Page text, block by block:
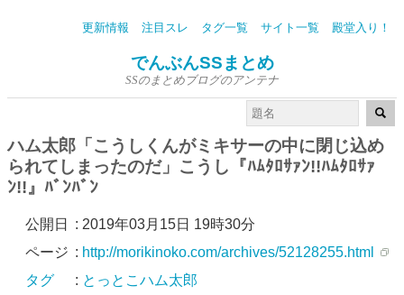
更新情報 注目スレ タグ一覧 サイト一覧 殿堂入り！
でんぶんSSまとめ
SSのまとめブログのアンテナ
ハム太郎「こうしくんがミキサーの中に閉じ込め
られてしまったのだ」こうし『ﾊﾑﾀﾛｻｧﾝ!!ﾊﾑﾀﾛｻｧ
ﾝ!!』ﾊﾞﾝﾊﾞﾝ
公開日 : 2019年03月15日 19時30分
ページ : http://morikinoko.com/archives/52128255.html
タグ
: とっとこハム太郎